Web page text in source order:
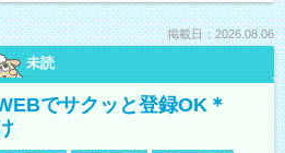
掲載日：2026.08.06
未読
でサクッと登録OK＊